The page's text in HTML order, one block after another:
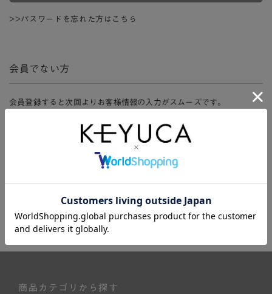
>>パスワードを忘れた方はこちら
会員でない方
会員登録すると次回よりお客様情報の入力がスムーズです。
ージ、購入履歴をご利用いただけます。
商品カテゴリから探す